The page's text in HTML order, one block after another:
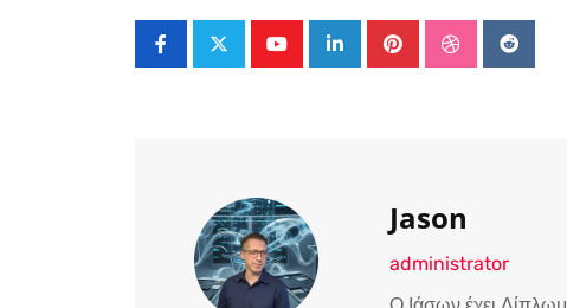
LinkedInPinterestStumbleUpon
Reddit
Jason
administrator